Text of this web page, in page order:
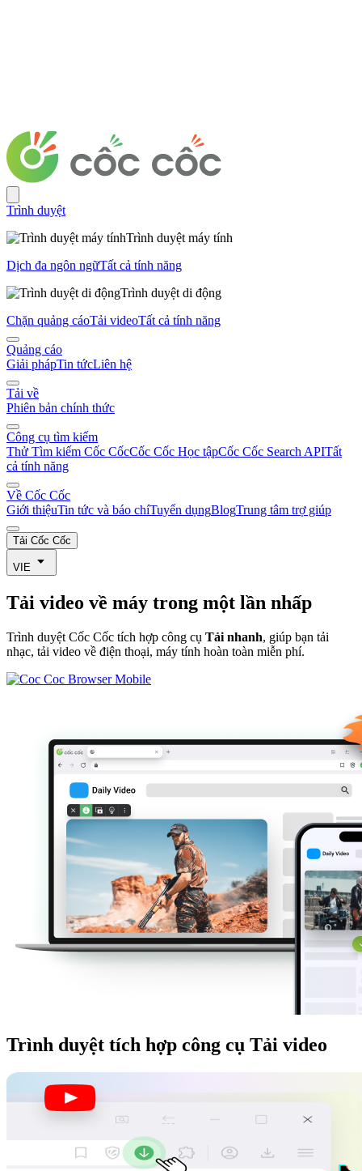
Trình duyệt
Trình duyệt máy tính
Dịch đa ngôn ngữTất cả tính năng
Trình duyệt di động
Chặn quảng cáoTải videoTất cả tính năng
Quảng cáo
Giải phápTin tứcLiên hệ
Tải về
Phiên bản chính thức
Công cụ tìm kiếm
Thử Tìm kiếm Cốc CốcCốc Cốc Học tậpCốc Cốc Search APITất
cả tính năng
Về Cốc Cốc
Giới thiệuTin tức và báo chíTuyển dụngBlogTrung tâm trợ giúp
Tải Cốc Cốc
VIE
Tải video về máy trong một lần nhấp
Trình duyệt Cốc Cốc tích hợp công cụ Tải nhanh, giúp bạn tải
nhạc, tải video về điện thoại, máy tính hoàn toàn miễn phí.
Trình duyệt tích hợp công cụ Tải video